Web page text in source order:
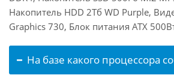
Накопитель HDD 2Тб WD Purple,
Graphics 730, Блок питания ATX
На базе какого процессора